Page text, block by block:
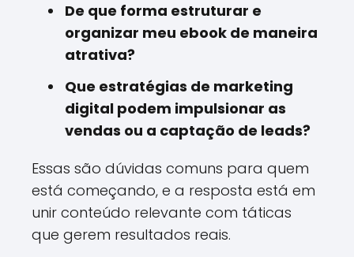
De que forma estruturar e
organizar meu ebook de maneira
atrativa?
Que estratégias de marketing
digital podem impulsionar as
vendas ou a captação de leads?
Essas são dúvidas comuns para quem
está começando, e a resposta está em
unir conteúdo relevante com táticas
que gerem resultados reais.